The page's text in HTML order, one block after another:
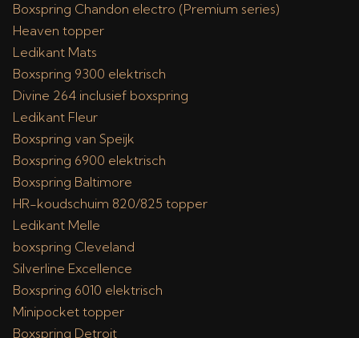
Boxspring Chandon electro (Premium series)
Heaven topper
Ledikant Mats
Boxspring 9300 elektrisch
Divine 264 inclusief boxspring
Ledikant Fleur
Boxspring van Speijk
Boxspring 6900 elektrisch
Boxspring Baltimore
HR-koudschuim 820/825 topper
Ledikant Melle
boxspring Cleveland
Silverline Excellence
Boxspring 6010 elektrisch
Minipocket topper
Boxspring Detroit